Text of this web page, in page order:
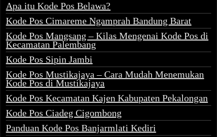
Apa itu Kode Pos Belawa?
Kode Pos Cimareme Ngamprah Bandung Barat
Kode Pos Mangsang – Kilas Mengenai Kode Pos di
Kecamatan Palembang
Kode Pos Sipin Jambi
Kode Pos Mustikajaya – Cara Mudah Menemukan
Kode Pos di Mustikajaya
Kode Pos Kecamatan Kajen Kabupaten Pekalongan
Kode Pos Ciadeg Cigombong
Panduan Kode Pos Banjarmlati Kediri